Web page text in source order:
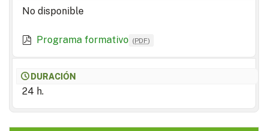
No disponible
Programa formativo (PDF)
DURACIÓN
24 h.